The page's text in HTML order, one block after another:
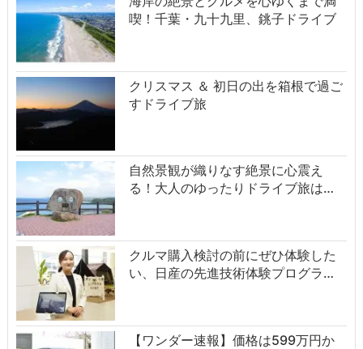
喫！千葉・九十九里、銚子ドライブ
クリスマス ＆ 初日の出を箱根で過ご
すドライブ旅
自然景観が織りなす絶景に心震え
る！大人のゆったりドライブ旅は…
クルマ購入検討の前にぜひ体験した
い、日産の先進技術体験プログラ…
【ワンダー速報】価格は599万円か